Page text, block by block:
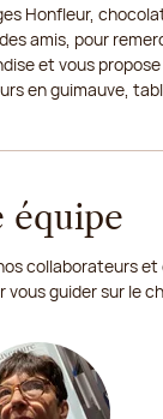
Honfleur,
amis, pour
et vous
en guimauve,
équipe
collaborateurs
vous guider sur le